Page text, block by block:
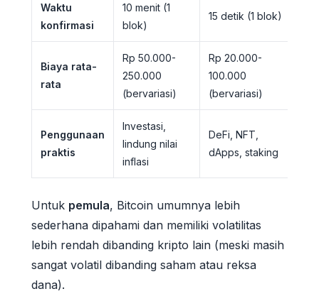
Waktu
konfirmasi
10 menit (1
blok)
15 detik (1 blok)
Biaya rata-
rata
Rp 50.000-
250.000
(bervariasi)
Rp 20.000-
100.000
(bervariasi)
Penggunaan
praktis
Investasi,
lindung nilai
inflasi
DeFi, NFT,
dApps, staking
Untuk pemula, Bitcoin umumnya lebih
sederhana dipahami dan memiliki volatilitas
lebih rendah dibanding kripto lain (meski masih
sangat volatil dibanding saham atau reksa
dana).